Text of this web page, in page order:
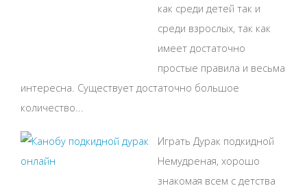
как среди детей так и
среди взрослых, так как
имеет достаточно
простые правила и весьма
интересна. Существует достаточно большое
количество...
Играть Дурак подкидной
Немудреная, хорошо
знакомая всем с детства